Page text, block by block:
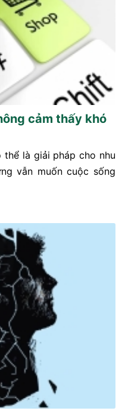
cảm thấy khó
thể là giải pháp cho nhu
vẫn muốn cuộc sống